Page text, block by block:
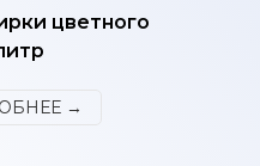
цветного
→